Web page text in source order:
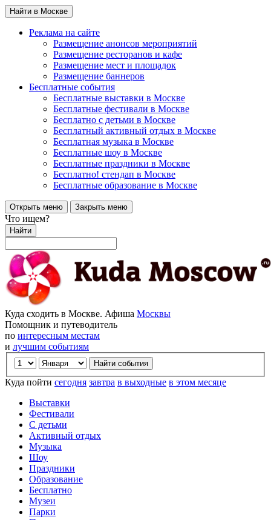
Найти в Москве
Реклама на сайте
Размещение анонсов мероприятий
Размещение ресторанов и кафе
Размещение мест и площадок
Размещение баннеров
Бесплатные события
Бесплатные выставки в Москве
Бесплатные фестивали в Москве
Бесплатно с детьми в Москве
Бесплатный активный отдых в Москве
Бесплатная музыка в Москве
Бесплатные шоу в Москве
Бесплатные праздники в Москве
Бесплатно! стендап в Москве
Бесплатные образование в Москве
Открыть меню Закрыть меню
Что ищем?
Найти
Куда сходить в Москве. Афиша Москвы
Помощник и путеводитель
по интересным местам
и лучшим событиям
Куда пойти сегодня завтра в выходные в этом месяце
Выставки
Фестивали
С детьми
Активный отдых
Музыка
Шоу
Праздники
Образование
Бесплатно
Музеи
Парки